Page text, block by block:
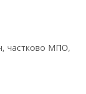
частково МПО,